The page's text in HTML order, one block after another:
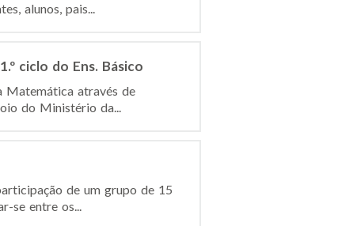
alunos, pais...
ciclo do Ens. Básico
Matemática através de
do Ministério da...
de um grupo de 15
se entre os...